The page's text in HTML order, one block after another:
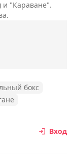
и "Караване".
бокс
Вход